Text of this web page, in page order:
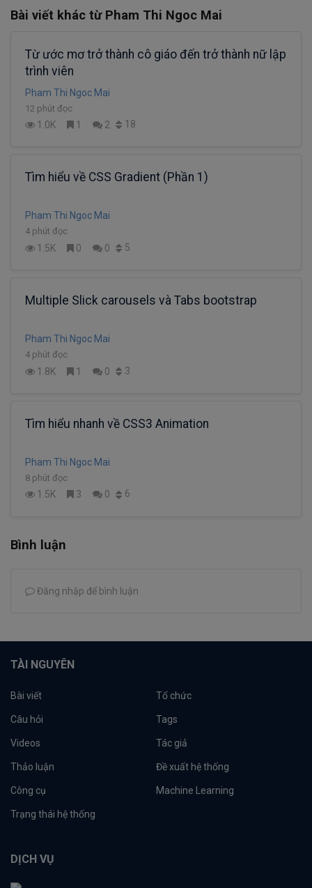
Bài viết khác từ Pham Thi Ngoc Mai
Từ ước mơ trở thành cô giáo đến trở thành nữ lập
trình viên
Pham Thi Ngoc Mai
12 phút đọc
1.0K 1 2 18
Tìm hiểu về CSS Gradient (Phần 1)
Pham Thi Ngoc Mai
4 phút đọc
1.5K 0 0 5
Multiple Slick carousels và Tabs bootstrap
Pham Thi Ngoc Mai
4 phút đọc
1.8K 1 0 3
Tìm hiểu nhanh về CSS3 Animation
Pham Thi Ngoc Mai
8 phút đọc
1.5K 3 0 6
Bình luận
Đăng nhập để bình luận
TÀI NGUYÊN
Bài viết Tổ chức
Câu hỏi Tags
Videos Tác giả
Thảo luận Đề xuất hệ thống
Công cụ Machine Learning
Trạng thái hệ thống
DỊCH VỤ